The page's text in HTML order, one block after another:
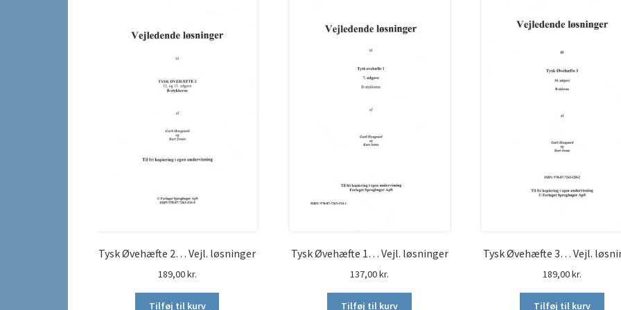
Tysk Øvehæfte 2… Vejl. løsninger
189,00kr.
Tilføj til kurv
Tysk Øvehæfte 1… Vejl. løsninger
137,00kr.
Tilføj til kurv
Tysk Øvehæfte 3… Vejl.
189,00kr.
Tilføj til kurv